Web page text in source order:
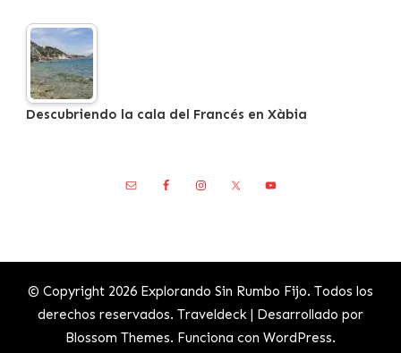
Descubriendo la cala del Francés en Xàbia
© Copyright 2026 Explorando Sin Rumbo Fijo. Todos los
derechos reservados. Traveldeck | Desarrollado por
Blossom Themes. Funciona con WordPress.